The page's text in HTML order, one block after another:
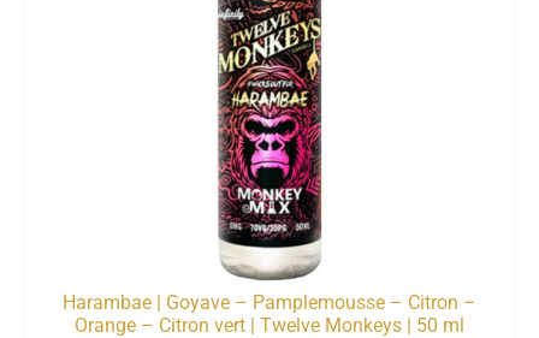
Harambae | Goyave – Pamplemousse – Citron –
Orange – Citron vert | Twelve Monkeys | 50 ml